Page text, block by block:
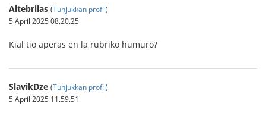
Altebrilas (Tunjukkan profil)
5 April 2025 08.20.25
Kial tio aperas en la rubriko humuro?
SlavikDze (Tunjukkan profil)
5 April 2025 11.59.51